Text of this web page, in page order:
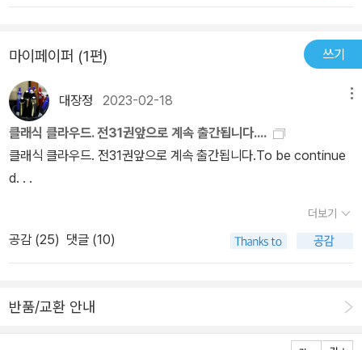
퍼지던 <1812 서곡>과 <피아노 협주곡 제1번>은 설렘이었다.그래
서 영화는 음악과 불가분의 관계인가보다. 그저 음악만 감상했다면
난 잘 몰랐을 것 같다. 영상과 분위기, 그리고 큰 스크린을 가득 채운
눈 덮인 평원은 차이콥스키의 곡들을 각인시켰다. 차이콥스키의 음악
을 들으면 자동으로 그렇게 눈 덮인 러시아와 방울 소리를 울리는 썰
매, 대포소리와 젊은이들의 함성이 떠오른다.이 책은 차이콥스키의
여정을 따라가며 시대별로 작곡한 곡들에 대해, 글로 그리고 풍경으
품들과 어떤 면에서 다른지에 대해 쓰여 있다. 작가의 일생이나 세세
한 삶에 대해서는 간략하게, 대신 그의 작품들과 해설, 원작들은 자세
하게 쓰여 있다.그저 듣는 것만으로는 어려운 내겐, 글로 쓰여진 좋은
지만.직각의 의자, 번데기와 오징어 냄새, 밤샘하고도 망쳤다며, 행복
은 성적순이 아니다를 외치던 친구들과 봤던 그 영화 속 차이코프스
는 동안 주요 작곡가들을 쏟아 냈다-알라딘 eBook <차이콥스키>
음악을 서유럽의 앞선 음악과 동등한 반열에 올려놓았다. 그는 스트
라빈스키의 말처럼 '우리 가운데 가장 러시아적인 사람'이었으면서도
민족적인 잣대로는 잴 수 없는 국제적인 음악 언어로 고유의 선율을
만들어 냈다.-알라딘 eBook <차이콥스키> (정준호 지음) 중에서-
P12차이콥스키는 법률학교 시절에 모차르트의 <돈 조반니> 공연을
처음 보고 '그것은 완벽한 계시'였다고 했다. 만년에 쓴 일기에서는 모
콥스키> (정준호 지음) 중에서- P14모차르트가 100년 앞서 그랬듯
이 차이콥스키 역시 오페라와 교향곡에서 최고봉에 올랐다-알라딘 e
Book <차이콥스키> (정준호 지음) 중에서- P14
마이페이퍼 (1편) 쓰기
대장정 2023-02-18
클래식 클라우드. 전31권앞으로 계속 출간됩니다....
클래식 클라우드. 전31권앞으로 계속 출간됩니다.To be continue
d. . .
더보기
공감 (25) 댓글 (10)
반품/교환 안내